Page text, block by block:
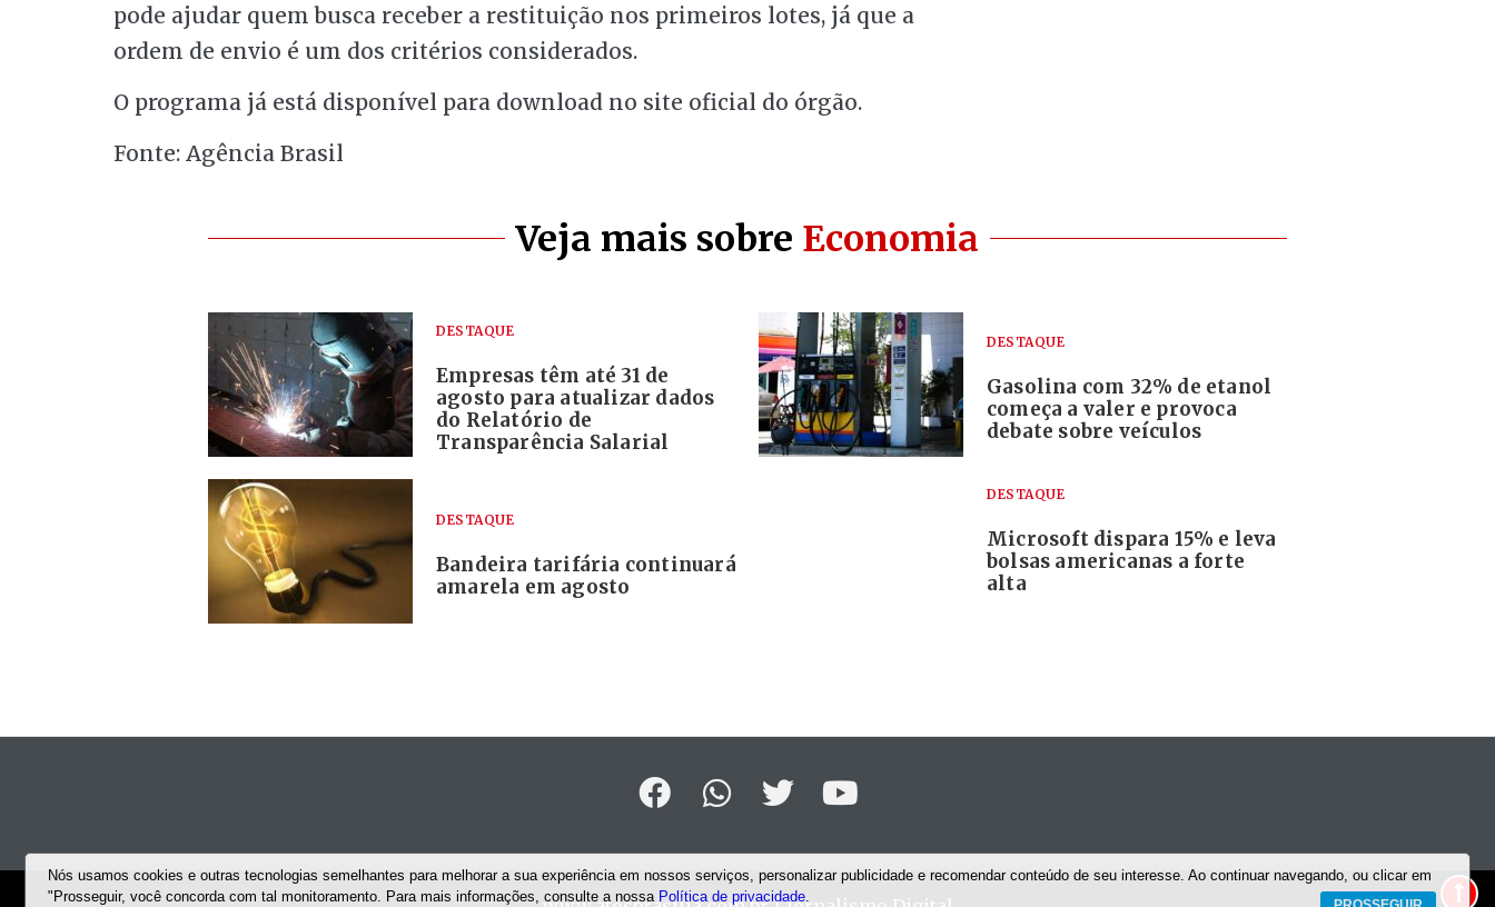
pode ajudar quem busca receber a restituição nos primeiros lotes, já que a
ordem de envio é um dos critérios considerados.
O programa já está disponível para download no site oficial do órgão.
Fonte: Agência Brasil
Veja mais sobre Economia
DESTAQUE
Empresas têm até 31 de
agosto para atualizar dados
do Relatório de
Transparência Salarial
DESTAQUE
Gasolina com 32% de etanol
começa a valer e provoca
debate sobre veículos
DESTAQUE
Bandeira tarifária continuará
amarela em agosto
DESTAQUE
Microsoft dispara 15% e leva
bolsas americanas a forte
alta
Nós usamos cookies e outras tecnologias semelhantes para melhorar a sua experiência em nossos serviços, personalizar publicidade e recomendar conteúdo de seu interesse. Ao continuar navegando, ou clicar em
"Prosseguir, você concorda com tal monitoramento. Para mais informações, consulte a nossa Política de privacidade.